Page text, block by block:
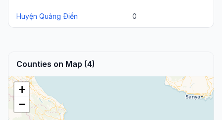
Huyện Quảng Ðiền 0
Counties on Map (4)
+
−